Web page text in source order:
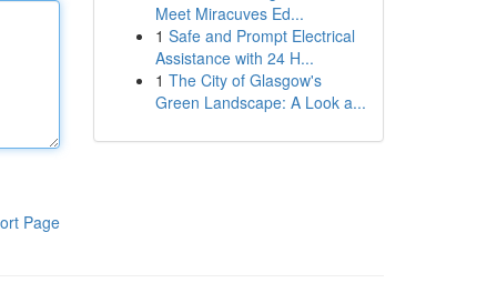
Page
Meet Miracuves Ed...
1 Safe and Prompt Electrical
Assistance with 24 H...
1 The City of Glasgow's
Green Landscape: A Look a...